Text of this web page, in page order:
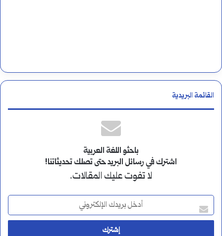
القائمة البريدية
باحثو اللغة العربية
اشترك في رسائل البريد حتى تصلك تحديثاتنا!
لا تفوت عليك المقالات.
د